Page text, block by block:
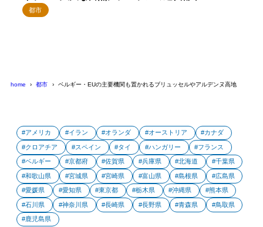
都市
home 都市 ベルギー・EUの主要機関も置かれるブリュッセルやアルデンヌ高地
アメリカ イラン オランダ オーストリア カナダ
クロアチア スペイン タイ ハンガリー フランス
ベルギー 京都府 佐賀県 兵庫県 北海道 千葉県
和歌山県 宮城県 宮崎県 富山県 島根県 広島県
愛媛県 愛知県 東京都 栃木県 沖縄県 熊本県
石川県 神奈川県 長崎県 長野県 青森県 鳥取県
鹿児島県